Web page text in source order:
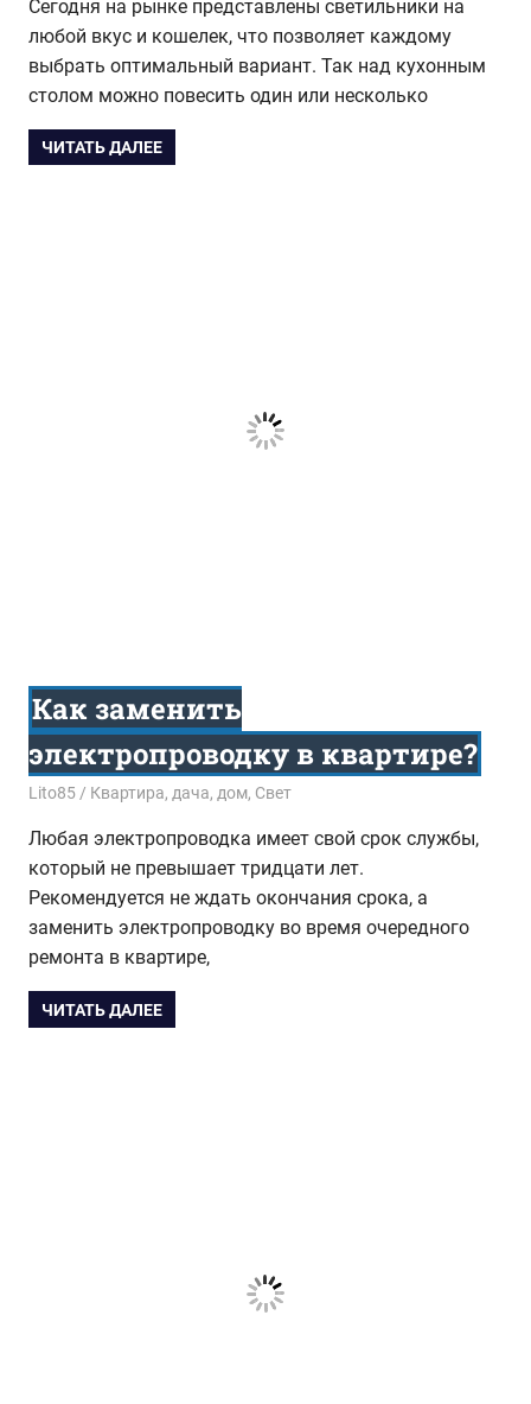
Сегодня на рынке представлены светильники на
любой вкус и кошелек, что позволяет каждому
выбрать оптимальный вариант. Так над кухонным
столом можно повесить один или несколько
ЧИТАТЬ ДАЛЕЕ
Как заменить
электропроводку в квартире?
17.03.2017
Lito85 Квартира, дача, дом, Свет
Любая электропроводка имеет свой срок службы,
который не превышает тридцати лет.
Рекомендуется не ждать окончания срока, а
заменить электропроводку во время очередного
ремонта в квартире,
ЧИТАТЬ ДАЛЕЕ